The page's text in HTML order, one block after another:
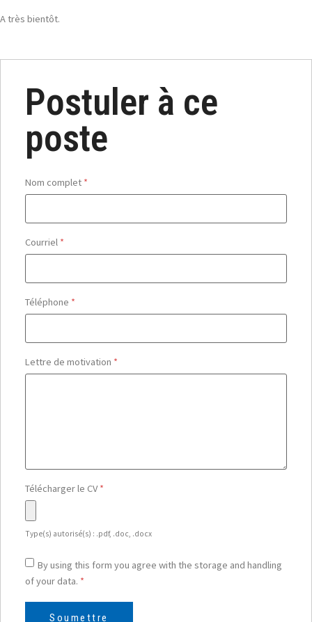
A très bientôt.
Postuler à ce
poste
Nom complet *
Courriel *
Téléphone *
Lettre de motivation *
Télécharger le CV*
Type(s) autorisé(s) : .pdf, .doc, .docx
By using this form you agree with the storage and handling
of your data. *